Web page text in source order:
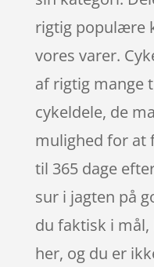
rigtig populære
vores varer.
af rigtig mange
cykeldele, de
mulighed for at
til 365 dage
sur i jagten på
du faktisk i
her, og du er